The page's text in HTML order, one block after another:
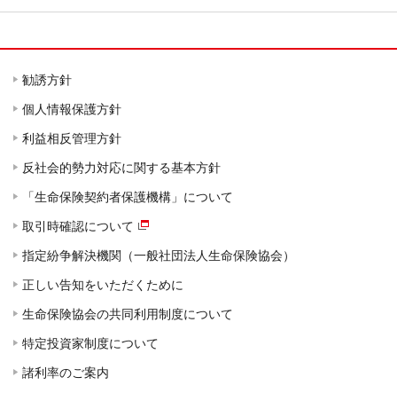
勧誘方針
個人情報保護方針
利益相反管理方針
反社会的勢力対応に関する基本方針
「生命保険契約者保護機構」について
取引時確認について
指定紛争解決機関（一般社団法人生命保険協会）
正しい告知をいただくために
生命保険協会の共同利用制度について
特定投資家制度について
諸利率のご案内